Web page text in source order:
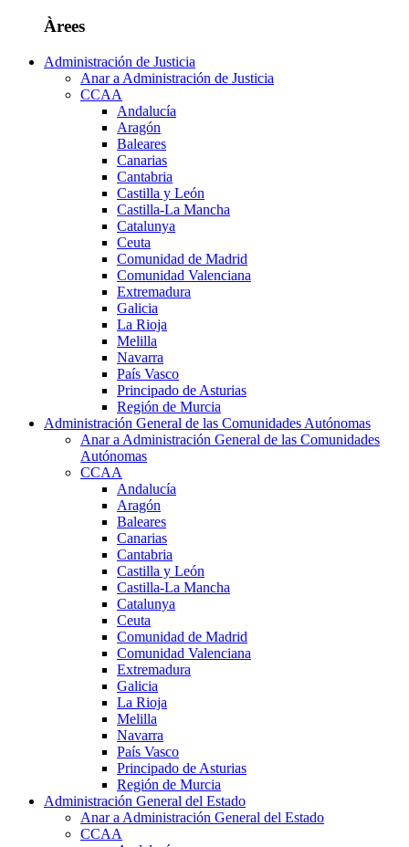
Àrees
Administración de Justicia
Anar a Administración de Justicia
CCAA
Andalucía
Aragón
Baleares
Canarias
Cantabria
Castilla y León
Castilla-La Mancha
Catalunya
Ceuta
Comunidad de Madrid
Comunidad Valenciana
Extremadura
Galicia
La Rioja
Melilla
Navarra
País Vasco
Principado de Asturias
Región de Murcia
Administración General de las Comunidades Autónomas
Anar a Administración General de las Comunidades
Autónomas
CCAA
Andalucía
Aragón
Baleares
Canarias
Cantabria
Castilla y León
Castilla-La Mancha
Catalunya
Ceuta
Comunidad de Madrid
Comunidad Valenciana
Extremadura
Galicia
La Rioja
Melilla
Navarra
País Vasco
Principado de Asturias
Región de Murcia
Administración General del Estado
Anar a Administración General del Estado
CCAA